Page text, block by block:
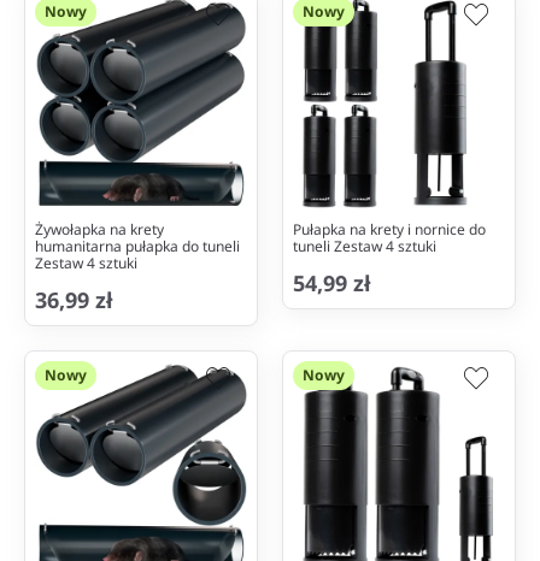
Nowy
Żywołapka na krety
humanitarna pułapka do tuneli
Zestaw 4 sztuki
36,99 zł
Nowy
Pułapka na krety i nornice do
tuneli Zestaw 4 sztuki
54,99 zł
Nowy Nowy